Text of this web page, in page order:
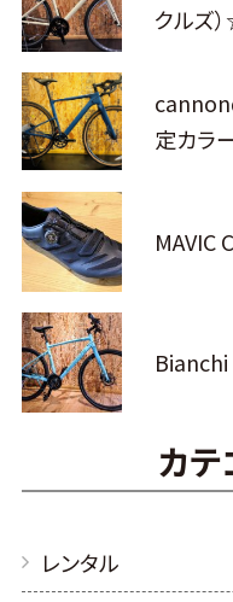
クルズ
定カラ
MAVIC
カ
レンタル